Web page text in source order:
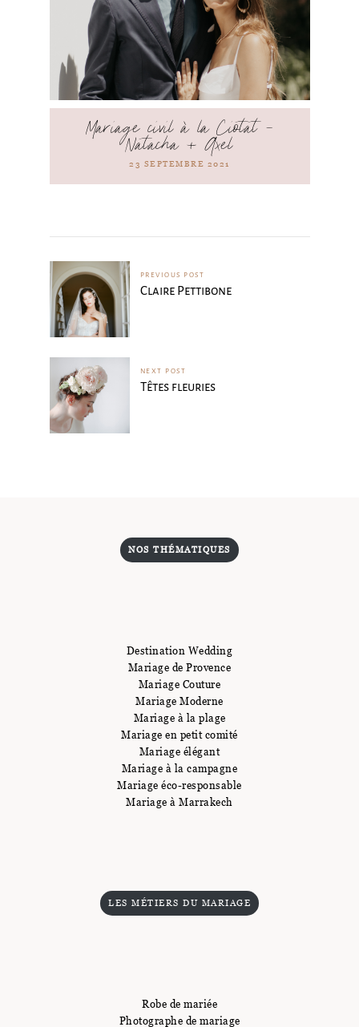
Mariage civil à la Ciotat –
Natacha + Axel
23 SEPTEMBRE 2021
PREVIOUS POST
Claire Pettibone
NEXT POST
Têtes fleuries
NOS THÉMATIQUES
Destination Wedding
Mariage de Provence
Mariage Couture
Mariage Moderne
Mariage à la plage
Mariage en petit comité
Mariage élégant
Mariage à la campagne
Mariage éco-responsable
Mariage à Marrakech
LES MÉTIERS DU MARIAGE
Robe de mariée
Photographe de mariage